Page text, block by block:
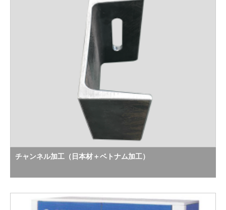
チャンネル加工（日本材＋ベトナム加工）